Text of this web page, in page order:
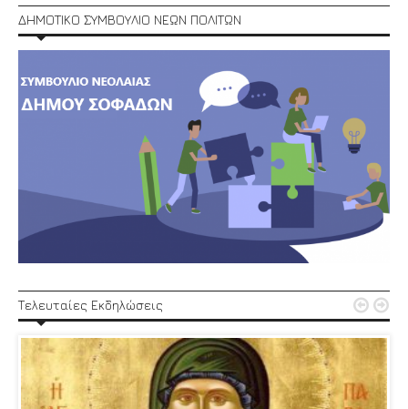
ΔΗΜΟΤΙΚΟ ΣΥΜΒΟΥΛΙΟ ΝΕΩΝ ΠΟΛΙΤΩΝ
Τελευταίες Εκδηλώσεις  